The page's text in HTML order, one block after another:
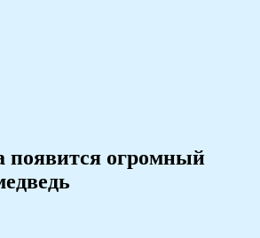
появится огромный